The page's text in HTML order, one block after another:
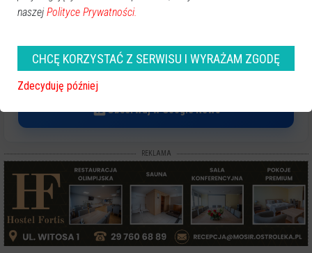
Obserwuj nas i otrzymuj nowe wiadomości
Dodaj eOstroleka do obserwowanych źródeł w Google News.
Obserwuj w Google News
REKLAMA
naszej Polityce Prywatności.
CHCĘ KORZYSTAĆ Z SERWISU I WYRAŻAM ZGODĘ
Zdecyduję później